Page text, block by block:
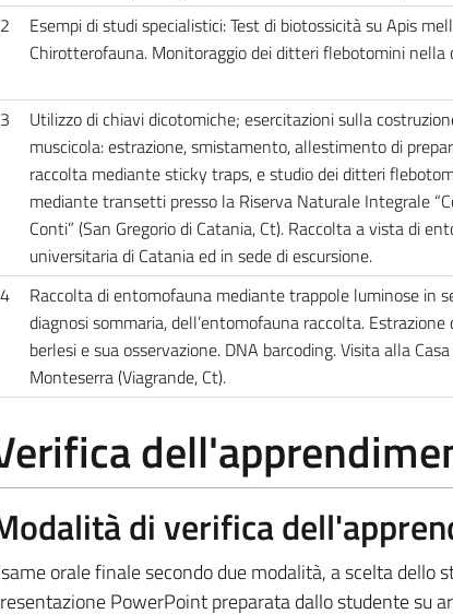
2
Esempi di studi specialistici: Test di biotossicità su Apis
Chirotterofauna. Monitoraggio dei ditteri flebotomini nella
3
Utilizzo di chiavi dicotomiche; esercitazioni sulla
muscicola: estrazione, smistamento, allestimento di
raccolta mediante sticky traps, e studio dei ditteri
mediante transetti presso la Riserva Naturale Integrale
Conti” (San Gregorio di Catania, Ct). Raccolta a vista di
universitaria di Catania ed in sede di escursione.
4
Raccolta di entomofauna mediante trappole luminose in
diagnosi sommaria, dell’entomofauna raccolta.
berlesi e sua osservazione. DNA barcoding. Visita alla
Monteserra (Viagrande, Ct).
di verifica
orale finale secondo due modalità, a scelta dello
PowerPoint preparata dallo studente su